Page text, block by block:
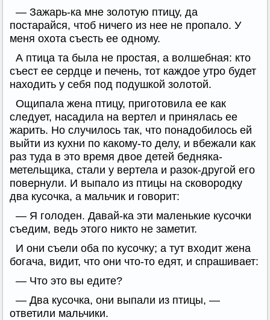
— Зажарь-ка мне золотую птицу, да
постарайся, чтоб ничего из нее не пропало. У
меня охота съесть ее одному.
А птица та была не простая, а волшебная: кто
съест ее сердце и печень, тот каждое утро будет
находить у себя под подушкой золотой.
Ощипала жена птицу, приготовила ее как
следует, насадила на вертел и принялась ее
жарить. Но случилось так, что понадобилось ей
выйти из кухни по какому-то делу, и вбежали как
раз туда в это время двое детей бедняка-
метельщика, стали у вертела и разок-другой его
повернули. И выпало из птицы на сковородку
два кусочка, а мальчик и говорит:
— Я голоден. Давай-ка эти маленькие кусочки
съедим, ведь этого никто не заметит.
И они съели оба по кусочку; а тут входит жена
богача, видит, что они что-то едят, и спрашивает:
— Что это вы едите?
— Два кусочка, они выпали из птицы, —
ответили мальчики.